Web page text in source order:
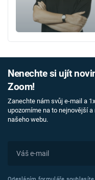
Nenechte si ujít
Zoom!
Zanechte nám svůj e-mail a
upozorníme na to nejnovější a
našeho webu.